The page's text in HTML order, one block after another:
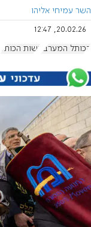
השר עמיחי אליהו
20.02.26, 12:47
הכותל המערבי נשות הכותל